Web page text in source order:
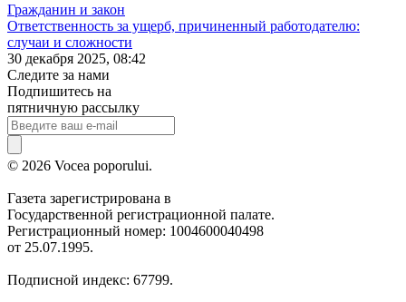
Гражданин и закон
Ответственность за ущерб, причиненный работодателю:
случаи и сложности
30 декабря 2025, 08:42
Следите за нами
Подпишитесь на
пятничную рассылку
© 2026 Vocea poporului.
Газета зарегистрирована в
Государственной регистрационной палате.
Регистрационный номер: 1004600040498
от 25.07.1995.
Подписной индекс: 67799.